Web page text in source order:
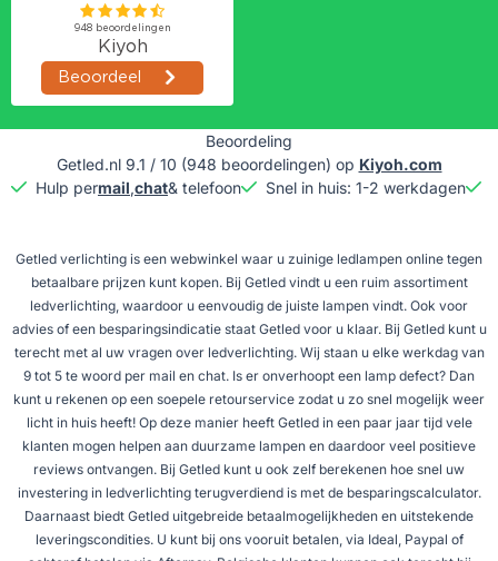
Beoordeling
Getled.nl 9.1 / 10 (948 beoordelingen) op Kiyoh.com
Hulp permail,chat& telefoon Snel in huis: 1-2 werkdagen
Getled verlichting is een webwinkel waar u zuinige ledlampen online tegen
betaalbare prijzen kunt kopen. Bij Getled vindt u een ruim assortiment
ledverlichting, waardoor u eenvoudig de juiste lampen vindt. Ook voor
advies of een besparingsindicatie staat Getled voor u klaar. Bij Getled kunt u
terecht met al uw vragen over ledverlichting. Wij staan u elke werkdag van
9 tot 5 te woord per mail en chat. Is er onverhoopt een lamp defect? Dan
kunt u rekenen op een soepele retourservice zodat u zo snel mogelijk weer
licht in huis heeft! Op deze manier heeft Getled in een paar jaar tijd vele
klanten mogen helpen aan duurzame lampen en daardoor veel positieve
reviews ontvangen. Bij Getled kunt u ook zelf berekenen hoe snel uw
investering in ledverlichting terugverdiend is met de besparingscalculator.
Daarnaast biedt Getled uitgebreide betaalmogelijkheden en uitstekende
leveringscondities. U kunt bij ons vooruit betalen, via Ideal, Paypal of